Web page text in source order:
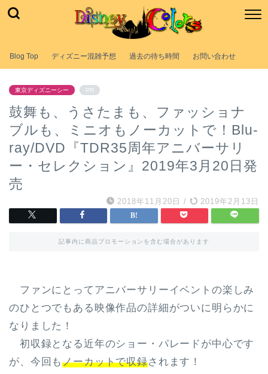
Blog Top ディズニー混雑予想 過去の待ち時間 お問い合わせ
東京ディズニーシー PR
鼓舞も、うさたまも、ファッショナ
ブルも、ミニオもノーカットで！Blu-
ray/DVD『TDR35周年アニバーサリ
ー・セレクション』2019年3月20日発
売
2018年11月20日 / 2019年2月13日
記事内に商品プロモーションを含む場合があります
ファンにとってアニバーサリーイベントの楽しみ
のひとつでもある映像作品の詳細がついに明らかに
なりました！
初収録となる近年のショー・パレードが中心です
が、今回もノーカットで収録されます！